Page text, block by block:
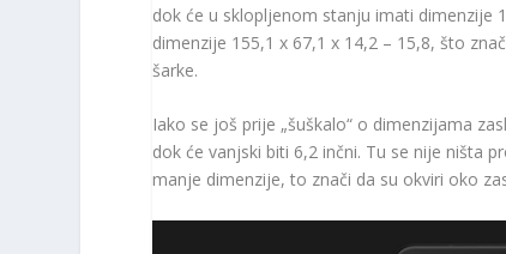
dok će u sklopljenom stanju imati dimenzije
dimenzije 155,1 x 67,1 x 14,2 – 15,8, što
šarke.
Iako se još prije „šuškalo“ o dimenzijama
dok će vanjski biti 6,2 inčni. Tu se nije ništa
manje dimenzije, to znači da su okviri oko